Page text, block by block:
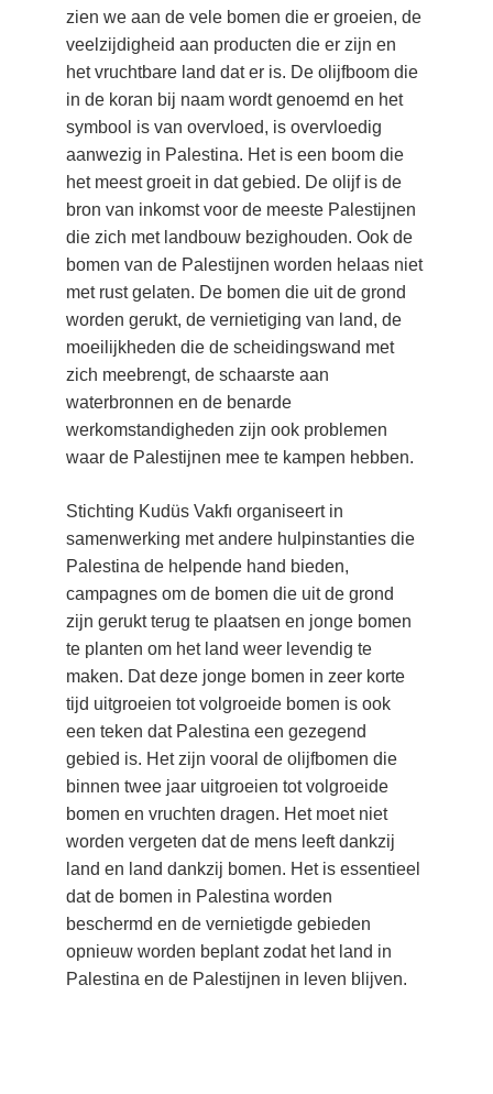
zien we aan de vele bomen die er groeien, de
veelzijdigheid aan producten die er zijn en
het vruchtbare land dat er is. De olijfboom die
in de koran bij naam wordt genoemd en het
symbool is van overvloed, is overvloedig
aanwezig in Palestina. Het is een boom die
het meest groeit in dat gebied. De olijf is de
bron van inkomst voor de meeste Palestijnen
die zich met landbouw bezighouden. Ook de
bomen van de Palestijnen worden helaas niet
met rust gelaten. De bomen die uit de grond
worden gerukt, de vernietiging van land, de
moeilijkheden die de scheidingswand met
zich meebrengt, de schaarste aan
waterbronnen en de benarde
werkomstandigheden zijn ook problemen
waar de Palestijnen mee te kampen hebben.
Stichting Kudüs Vakfı organiseert in
samenwerking met andere hulpinstanties die
Palestina de helpende hand bieden,
campagnes om de bomen die uit de grond
zijn gerukt terug te plaatsen en jonge bomen
te planten om het land weer levendig te
maken. Dat deze jonge bomen in zeer korte
tijd uitgroeien tot volgroeide bomen is ook
een teken dat Palestina een gezegend
gebied is. Het zijn vooral de olijfbomen die
binnen twee jaar uitgroeien tot volgroeide
bomen en vruchten dragen. Het moet niet
worden vergeten dat de mens leeft dankzij
land en land dankzij bomen. Het is essentieel
dat de bomen in Palestina worden
beschermd en de vernietigde gebieden
opnieuw worden beplant zodat het land in
Palestina en de Palestijnen in leven blijven.